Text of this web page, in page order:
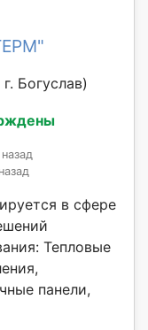
Богуслав)
в сфере
Тепловые
панели,